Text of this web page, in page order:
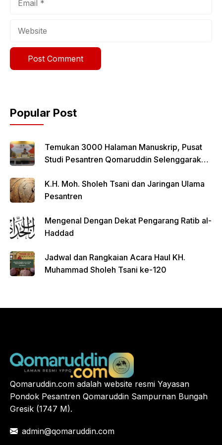
Popular Post
Temukan 3000 Halaman Manuskrip, Pusat
Studi Pesantren Qomaruddin Selenggarakan
K.H. Moh. Sholeh Tsani dan Jaringan Ulama
Pesantren
Mengenal Dengan Dekat Pengarang Ratib al-
Haddad
Jadwal dan Rangkaian Acara Haul KH.
Muhammad Sholeh Tsani ke-120
Qomaruddin.com adalah website resmi Yayasan
Pondok Pesantren Qomaruddin Sampurnan Bungah
Gresik (1747 M).
admin@qomaruddin.com